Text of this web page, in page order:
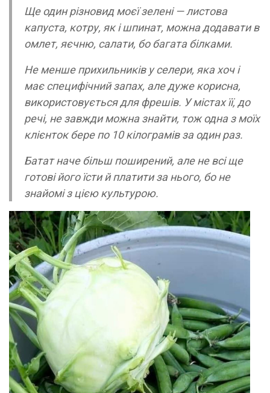
Ще один різновид моєї зелені — листова
капуста, котру, як і шпинат, можна додавати в
омлет, яєчню, салати, бо багата білками.
Не менше прихильників у селери, яка хоч і
має специфічний запах, але дуже корисна,
використовується для фрешів. У містах її, до
речі, не завжди можна знайти, тож одна з моїх
клієнток бере по 10 кілограмів за один раз.
Батат наче більш поширений, але не всі ще
готові його їсти й платити за нього, бо не
знайомі з цією культурою.